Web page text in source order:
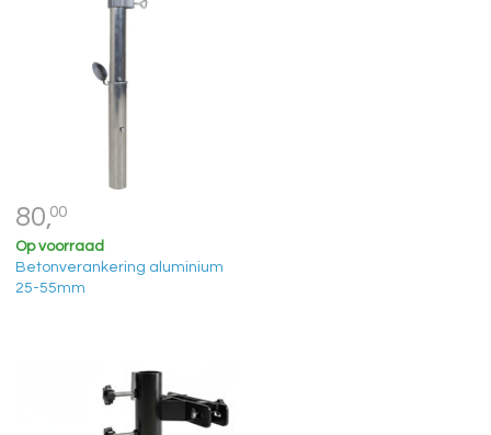
80,00
Op voorraad
Betonverankering aluminium
25-55mm